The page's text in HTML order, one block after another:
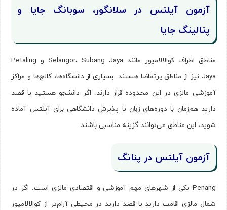
آزمون آیلتس در سلانگور، سوبانگ جایا و
پتالینگ جایا
مناطق اطراف کوالالامپور مانند Selangor، Subang Jaya و Petaling
Jaya نیز از مناطق پرتقاضا هستند. بسیاری از دانشگاه‌ها، کالج‌ها و مراکز
آموزشی مالزی در این محدوده قرار دارند. اگر دانشجو هستید یا قصد
دارید هم‌زمان با دوره‌های زبان یا پذیرش دانشگاهی برای آیلتس آماده
شوید، این مناطق می‌توانند گزینه مناسبی باشند.
آزمون آیلتس در پنانگ
Penang یکی از شهرهای مهم آموزشی و اقتصادی مالزی است. اگر در
شمال مالزی اقامت دارید یا قصد دارید در محیطی آرام‌تر از کوالالامپور